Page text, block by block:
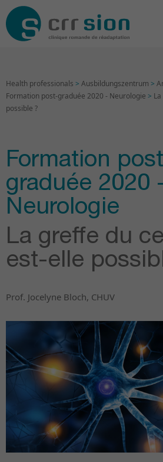
Health professionals > Ausbildungszentrum >
Formation post-graduée 2020 - Neurologie >
possible ?
Formation
graduée 2020
Neurologie
La greffe du
est-elle
Prof. Jocelyne Bloch, CHUV